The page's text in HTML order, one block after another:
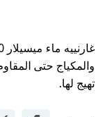
والمكياج حتى
تهيج لها.